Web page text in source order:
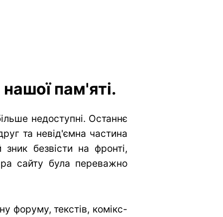
пам'яті.
недоступні. Останнє
та невід'ємна частина
безвісти на фронті,
сайту була переважно
форуму, текстів, комікс-